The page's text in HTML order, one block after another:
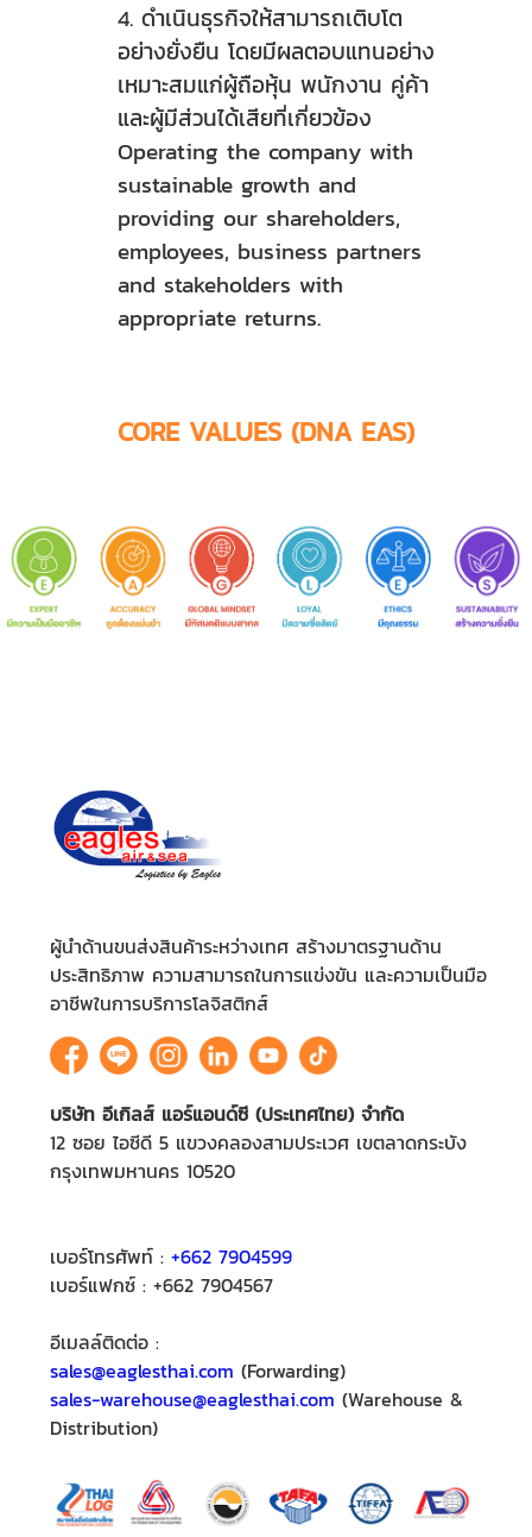
4. ดำเนินธุรกิจให้สามารถเติบโต
อย่างยั่งยืน โดยมีผลตอบแทนอย่าง
เหมาะสมแก่ผู้ถือหุ้น พนักงาน คู่ค้า
และผู้มีส่วนได้เสียที่เกี่ยวข้อง
Operating the company with
sustainable growth and
providing our shareholders,
employees, business partners
and stakeholders with
appropriate returns.
CORE VALUES (DNA EAS)
ผู้นำด้านขนส่งสินค้าระหว่างเทศ สร้างมาตรฐานด้าน
ประสิทธิภาพ ความสามารถในการแข่งขัน และความเป็นมือ
อาชีพในการบริการโลจิสติกส์
บริษัท อีเกิลส์ แอร์แอนด์ซี (ประเทศไทย) จำกัด
12 ซอย ไอซีดี 5 แขวงคลองสามประเวศ เขตลาดกระบัง
กรุงเทพมหานคร 10520
เบอร์โทรศัพท์ : +662 7904599
เบอร์แฟกซ์ : +662 7904567
อีเมลล์ติดต่อ :
sales@eaglesthai.com (Forwarding)
sales-warehouse@eaglesthai.com (Warehouse &
Distribution)